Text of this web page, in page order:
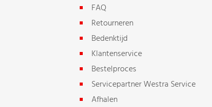
FAQ
Retourneren
Bedenktijd
Klantenservice
Bestelproces
Servicepartner Westra Service
Afhalen